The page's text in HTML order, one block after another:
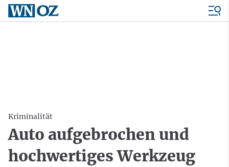
Kriminalität
Auto aufgebrochen und
hochwertiges Werkzeug